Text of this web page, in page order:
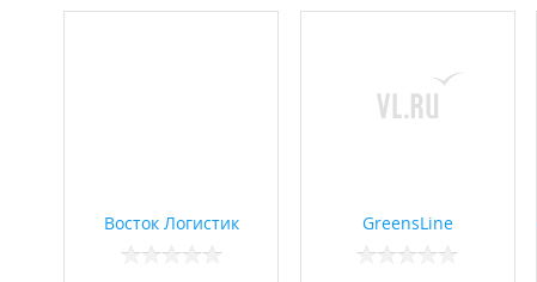
Восток Логистик GreensLine